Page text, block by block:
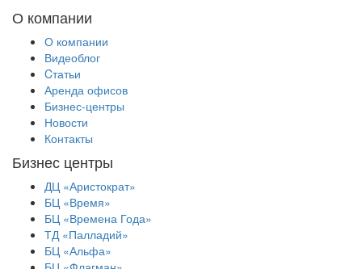
О компании
О компании
Видеоблог
Cтатьи
Аренда офисов
Бизнес-центры
Новости
Контакты
Бизнес центры
ДЦ «Аристократ»
БЦ «Время»
БЦ «Времена Года»
ТД «Палладий»
БЦ «Альфа»